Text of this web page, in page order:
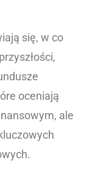
się, w co
oceniają
ale